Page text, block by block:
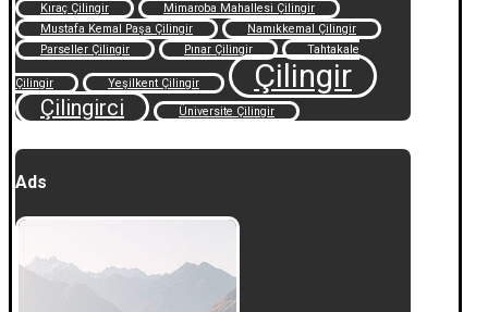
Kıraç Çilingir
Mimaroba Mahallesi Çilingir
Mustafa Kemal Paşa Çilingir
Namıkkemal Çilingir
Parseller Çilingir
Pınar Çilingir Tahtakale
Çilingir Yeşilkent Çilingir Çilingir
Çilingirci Üniversite Çilingir
Ads